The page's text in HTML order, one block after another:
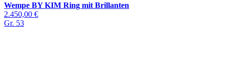
Wempe BY KIM Ring mit Brillanten
2.450,00 €
Gr. 53